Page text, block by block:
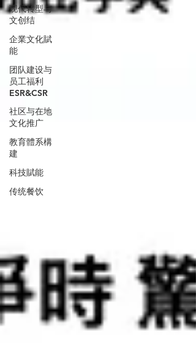
现代转型与
文创结
企業文化賦
能
团队建设与
员工福利
ESR&CSR
社区与在地
文化推广
教育體系構
建
科技賦能
传统餐饮